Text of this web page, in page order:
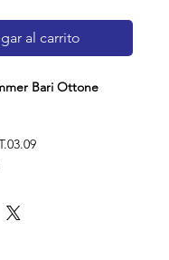
al carrito
Bari Ottone